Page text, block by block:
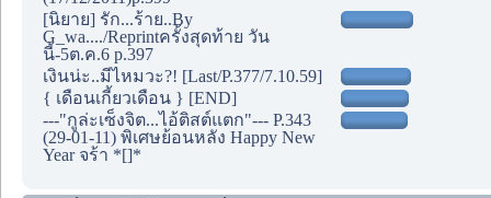
[นิยาย] รัก...ร้าย..By
G_wa..../Reprintครั้งสุดท้าย วัน
นี้-5ต.ค.6 p.397
เงินน่ะ..มีไหมวะ?! [Last/P.377/7.10.59]
{ เดือนเกี้ยวเดือน } [END]
---"กูล่ะเซ็งจิต...ไอ้ติสต์แตก"--- P.343
(29-01-11) พิเศษย้อนหลัง Happy New
Year จร้า *[]*